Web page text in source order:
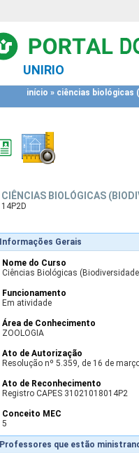
UNIRIO
início » ciências biológicas
CIÊNCIAS BIOLÓGICAS
14P2D
Informações Gerais
Nome do Curso
Ciências Biológicas
Funcionamento
Em atividade
Área de Conhecimento
ZOOLOGIA
Ato de Autorização
Resolução nº 5.359, de 16 de
Ato de Reconhecimento
Registro CAPES 31021018014P2
Conceito MEC
5
Professores que estão